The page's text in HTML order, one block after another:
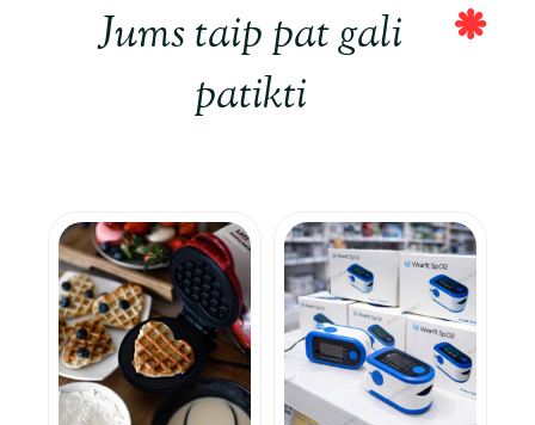
Jums taip pat gali
patikti